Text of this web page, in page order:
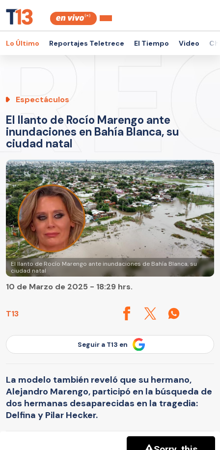
Lo Último Reportajes Teletrece El Tiempo Video
Espectáculos
El llanto de Rocío Marengo ante
inundaciones en Bahía Blanca, su
ciudad natal
El llanto de Rocío Marengo ante inundaciones de Bahía Blanca, su
ciudad natal
T13
10 de Marzo de 2025 - 18:29 hrs.
Seguir a T13 en
La modelo también reveló que su hermano,
Alejandro Marengo, participó en la búsqueda de
dos hermanas desaparecidas en la tragedia:
Delfina y Pilar Hecker.